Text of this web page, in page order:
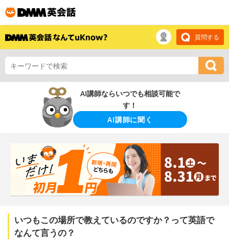
質問する
AI講師ならいつでも相談可能で
す！
AI講師に聞く
いつもこの場所で教えているのですか？って英語で
なんて言うの？